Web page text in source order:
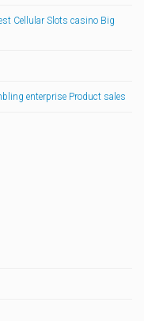
Cellular Slots casino Big
enterprise Product sales